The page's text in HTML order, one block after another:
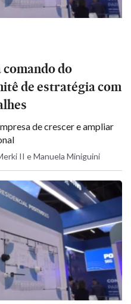
do
de estratégia com
de crescer e ampliar
II e Manuela Miniguini